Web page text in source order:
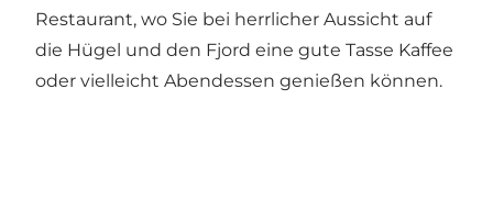
Restaurant, wo Sie bei herrlicher Aussicht auf
die Hügel und den Fjord eine gute Tasse Kaffee
oder vielleicht Abendessen genießen können.